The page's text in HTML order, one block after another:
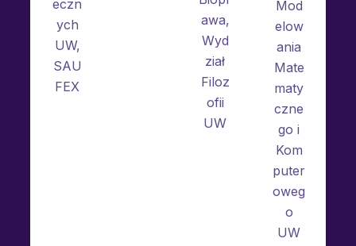
eczn
ych
UW,
SAU
FEX
awa,
Wyd
ział
Filoz
ofii
UW
Mod
elow
ania
Mate
maty
czne
go i
Kom
puter
oweg
o
UW